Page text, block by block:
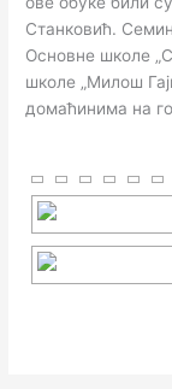
Станковић.
Основне школе
школе „Милош
домаћинима на